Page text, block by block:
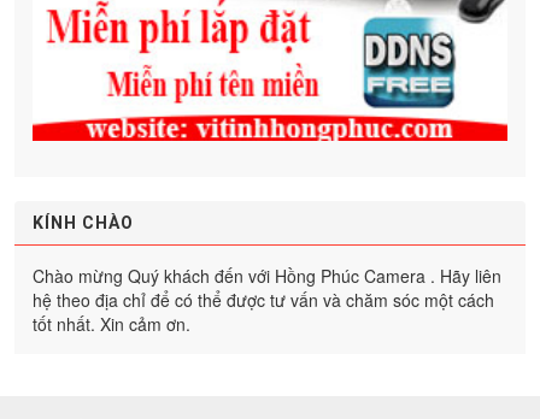
KÍNH CHÀO
Chào mừng Quý khách đến với Hồng Phúc Camera . Hãy liên
hệ theo địa chỉ để có thể được tư vấn và chăm sóc một cách
tốt nhất. Xin cảm ơn.